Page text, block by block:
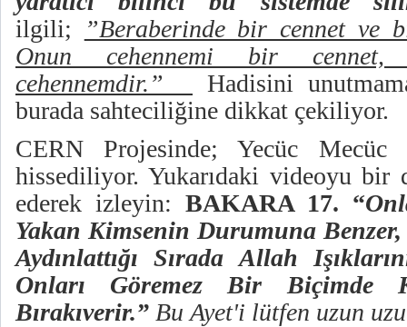
ilgili;
”Beraberinde bir cennet ve
Onun cehennemi bir
cehennemdir.”
Hadisini
burada sahteciliğine dikkat çekiliyor.
CERN Projesinde; Yecüc
hissediliyor. Yukarıdaki videoyu bir
ederek izleyin: BAKARA 17. “
Yakan Kimsenin Durumuna
Aydınlattığı Sırada Allah
Onları Göremez Bir Biçimde
Bırakıverir.” Bu Ayet'i lütfen uzun